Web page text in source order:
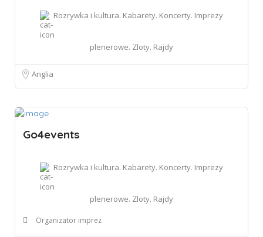
Rozrywka i kultura. Kabarety. Koncerty. Imprezy
plenerowe. Zloty. Rajdy
Anglia
Go4events
Rozrywka i kultura. Kabarety. Koncerty. Imprezy
plenerowe. Zloty. Rajdy
Organizator imprez